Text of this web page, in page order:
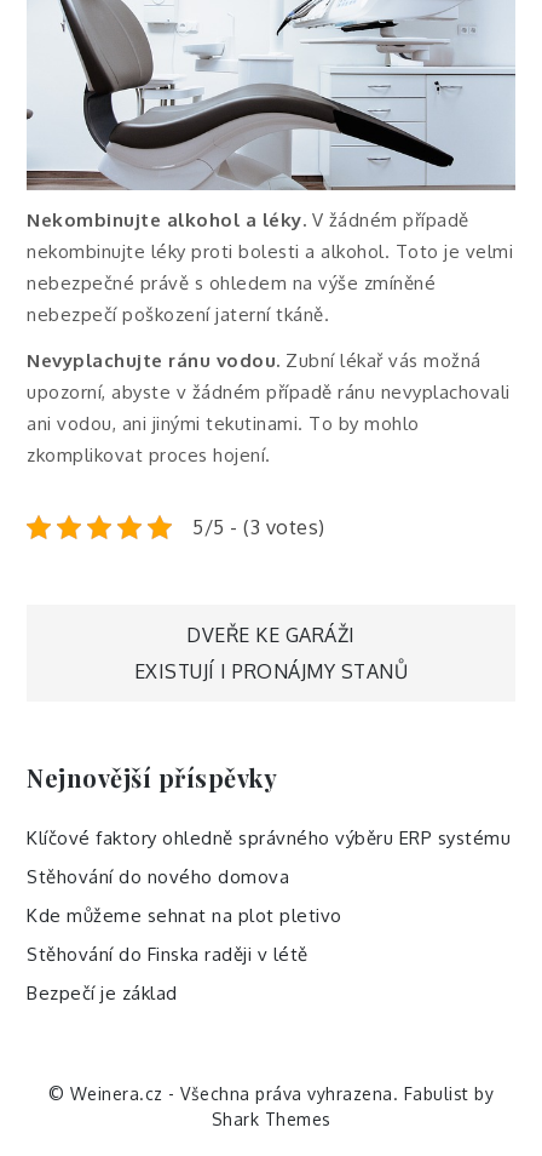
Nekombinujte alkohol a léky. V žádném případě
nekombinujte léky proti bolesti a alkohol. Toto je velmi
nebezpečné právě s ohledem na výše zmíněné
nebezpečí poškození jaterní tkáně.
Nevyplachujte ránu vodou. Zubní lékař vás možná
upozorní, abyste v žádném případě ránu nevyplachovali
ani vodou, ani jinými tekutinami. To by mohlo
zkomplikovat proces hojení.
5/5 - (3 votes)
Navigace
příspěvek
DVEŘE KE GARÁŽI
EXISTUJÍ I PRONÁJMY STANŮ
Nejnovější příspěvky
Klíčové faktory ohledně správného výběru ERP systému
Stěhování do nového domova
Kde můžeme sehnat na plot pletivo
Stěhování do Finska raději v létě
Bezpečí je základ
© Weinera.cz - Všechna práva vyhrazena. Fabulist by
Shark Themes